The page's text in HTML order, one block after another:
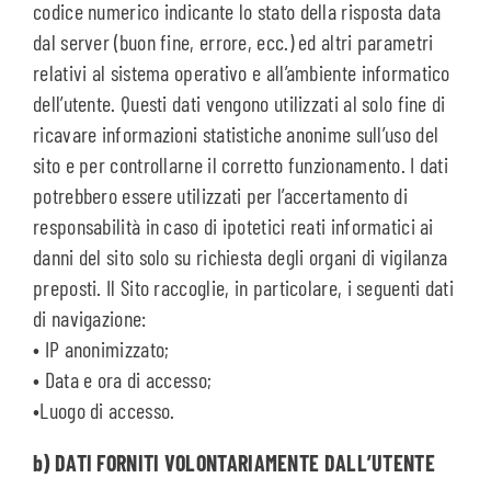
codice numerico indicante lo stato della risposta data
dal server (buon fine, errore, ecc.) ed altri parametri
relativi al sistema operativo e all’ambiente informatico
dell’utente. Questi dati vengono utilizzati al solo fine di
ricavare informazioni statistiche anonime sull’uso del
sito e per controllarne il corretto funzionamento. I dati
potrebbero essere utilizzati per l’accertamento di
responsabilità in caso di ipotetici reati informatici ai
danni del sito solo su richiesta degli organi di vigilanza
preposti. Il Sito raccoglie, in particolare, i seguenti dati
di navigazione:
• IP anonimizzato;
• Data e ora di accesso;
•Luogo di accesso.
b) DATI FORNITI VOLONTARIAMENTE DALL’UTENTE